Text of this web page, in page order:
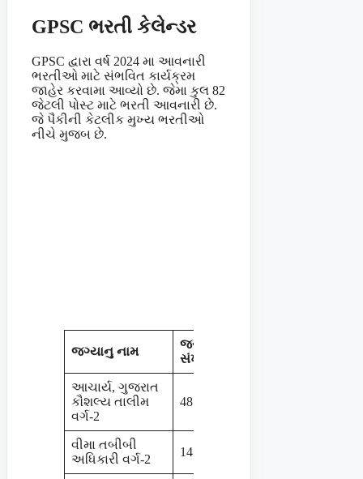
GPSC ભરતી કેલેન્ડર
GPSC દ્વારા વર્ષ 2024 મા આવનારી
ભરતીઓ માટે સંભવિત કાર્યક્રમ
જાહેર કરવામા આવ્યો છે. જેમા કુલ 82
જેટલી પોસ્ટ માટે ભરતી આવનારી છે.
જે પૈકીની કેટલીક મુખ્ય ભરતીઓ
નીચે મુજબ છે.
જગ્યાનુ નામ
જગ્યાની
સંખ્યા
આચાર્ય, ગુજરાત
કૌશલ્ય તાલીમ
વર્ગ-2
48
વીમા તબીબી
અધિકારી વર્ગ-2
147